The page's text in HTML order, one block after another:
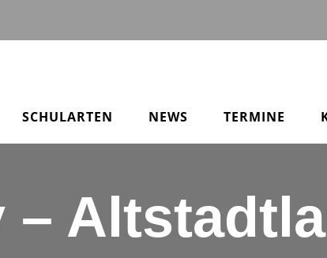
SCHULARTEN NEWS TERMINE